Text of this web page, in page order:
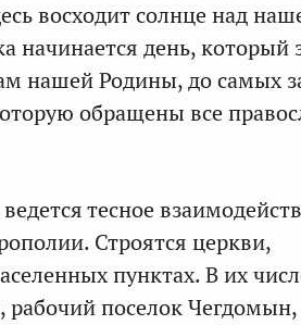
восходит солнце над
начинается день, который
нашей Родины, до самых
обращены все
тесное
Строятся церкви,
пунктах. В их
поселок Чегдомын,